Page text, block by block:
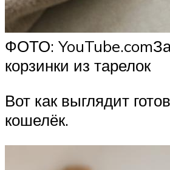
ФОТО:
корзинки из тарелок
Вот как выглядит
кошелёк.